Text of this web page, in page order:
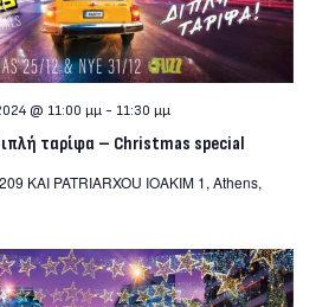
ταρίφα – Christmas special
@ 11:00 μμ- 11:30 μμ
KAI PATRIARXOU IOAKIM 1, Athens,